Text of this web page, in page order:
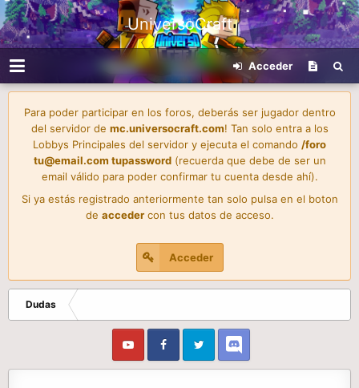
UniversoCraft
Acceder
Para poder participar en los foros, deberás ser jugador dentro
del servidor de mc.universocraft.com! Tan solo entra a los
Lobbys Principales del servidor y ejecuta el comando /foro
tu@email.com tupassword(recuerda que debe de ser un
email válido para poder confirmar tu cuenta desde ahí).
Si ya estás registrado anteriormente tan solo pulsa en el boton
de accedercon tus datos de acceso.
Acceder
Dudas